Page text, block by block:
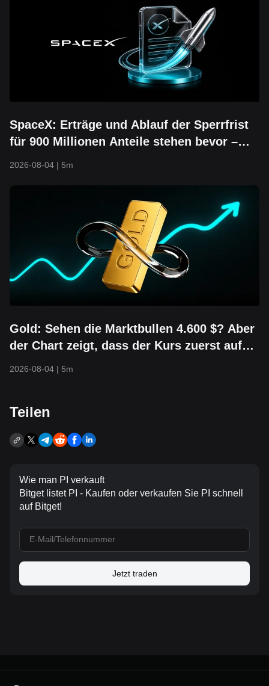
SpaceX: Erträge und Ablauf der Sperrfrist
für 900 Millionen Anteile stehen bevor –
2026-08-04 | 5m
Gold: Sehen die Marktbullen 4.600 $? Aber
der Chart zeigt, dass der Kurs zuerst auf
2026-08-04 | 5m
Teilen
Wie man PI verkauft
Bitget listet PI - Kaufen oder verkaufen Sie PI schnell
auf Bitget!
Jetzt traden